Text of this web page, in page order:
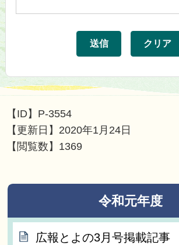
【ID】 P-3554
【更新日】 2020年1月24日
【閲覧数】 1369
令和元年度
広報とよの3月号掲載記事